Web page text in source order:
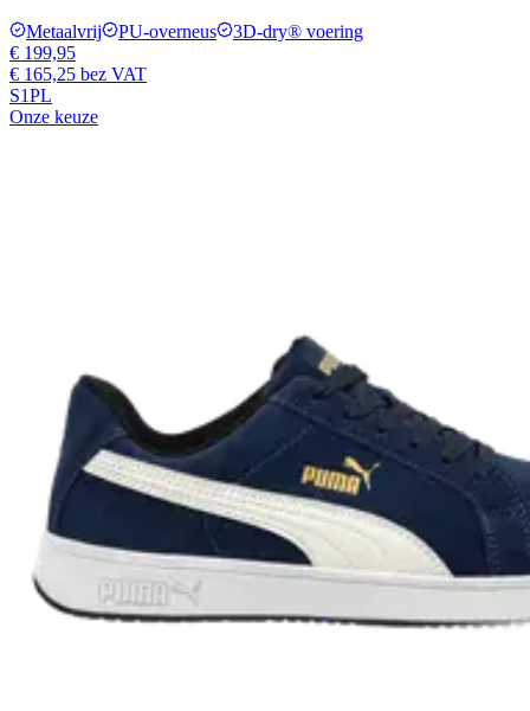
Metaalvrij PU-overneus
3D-dry® voering
€ 199,95
€ 165,25 bez VAT
S1PL
Onze keuze